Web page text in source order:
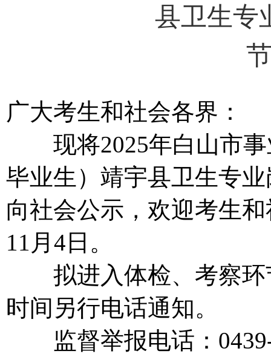
县卫生专
广大考生和社会各界：
现将2025年白山市事
毕业生）靖宇县卫生专
向社会公示，欢迎考生
11月4日。
拟进入体检、考察环
时间另行电话通知。
监督举报电话：0439-